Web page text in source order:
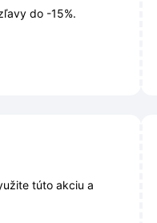
do -15%.
túto akciu a